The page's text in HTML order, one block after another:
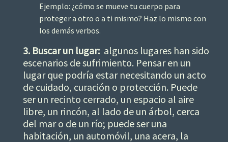
Ejemplo: ¿cómo se mueve tu cuerpo para
proteger a otro o a ti mismo? Haz lo mismo con
los demás verbos.
3. Buscar un lugar: algunos lugares han sido
escenarios de sufrimiento. Pensar en un
lugar que podría estar necesitando un acto
de cuidado, curación o protección. Puede
ser un recinto cerrado, un espacio al aire
libre, un rincón, al lado de un árbol, cerca
del mar o de un río; puede ser una
habitación, un automóvil, una acera, la